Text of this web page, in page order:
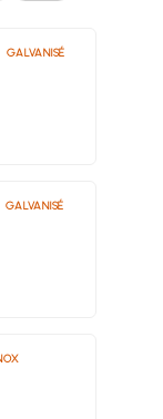
GALVANISÉ
GALVANISÉ